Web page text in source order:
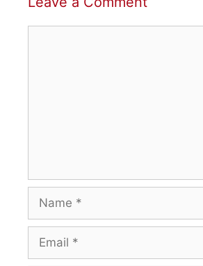
Name
Email